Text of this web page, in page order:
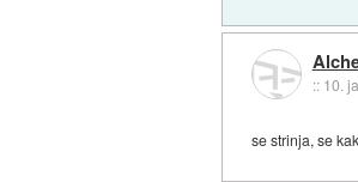
:: 10.
se strinja, se